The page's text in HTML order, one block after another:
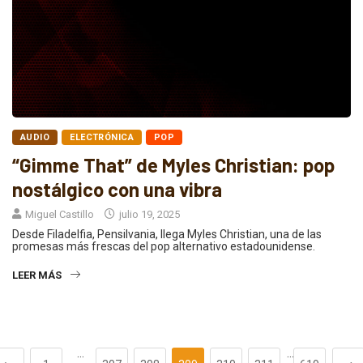
AUDIO ELECTRÓNICA POP
“Gimme That” de Myles Christian: pop
nostálgico con una vibra
Miguel Castillo julio 19, 2025
Desde Filadelfia, Pensilvania, llega Myles Christian, una de las
promesas más frescas del pop alternativo estadounidense.
LEER MÁS